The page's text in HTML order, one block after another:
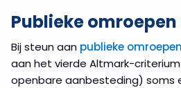
Publieke
Bij steun aan publieke omroepen
aan het vierde Altmark-
openbare aanbesteding) soms